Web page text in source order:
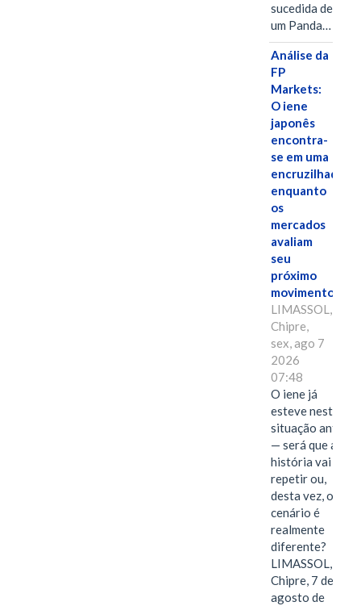
sucedida de
um Panda…
Análise da
FP
Markets:
O iene
japonês
encontra-
se em uma
encruzilhada
enquanto
os
mercados
avaliam
seu
próximo
movimento.
LIMASSOL,
Chipre,
sex, ago 7
2026
07:48
O iene já
esteve nesta
situação antes
— será que a
história vai se
repetir ou,
desta vez, o
cenário é
realmente
diferente?
LIMASSOL,
Chipre, 7 de
agosto de